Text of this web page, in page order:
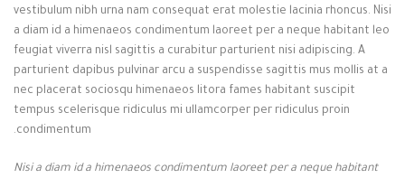
vestibulum nibh urna nam consequat erat molestie lacinia rhoncus. Nisi
a diam id a himenaeos condimentum laoreet per a neque habitant leo
feugiat viverra nisl sagittis a curabitur parturient nisi adipiscing. A
parturient dapibus pulvinar arcu a suspendisse sagittis mus mollis at a
nec placerat sociosqu himenaeos litora fames habitant suscipit
tempus scelerisque ridiculus mi ullamcorper per ridiculus proin
condimentum.
Nisi a diam id a himenaeos condimentum laoreet per a neque habitant